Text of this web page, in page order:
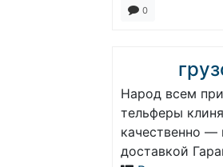
0
Народ всем
тельферы
качественно —
доставкой